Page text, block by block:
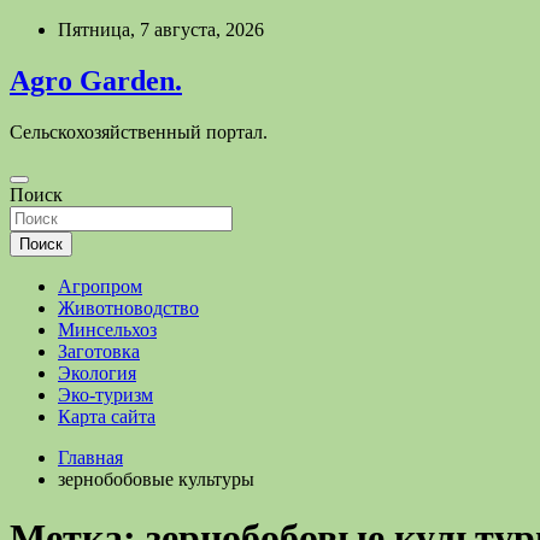
Перейти
содержимому
Пятница, 7 августа, 2026
Agro Garden.
Сельскохозяйственный портал.
Поиск
Поиск
Агропром
Животноводство
Минсельхоз
Заготовка
Экология
Эко-туризм
Карта сайта
Главная
зернобобовые культуры